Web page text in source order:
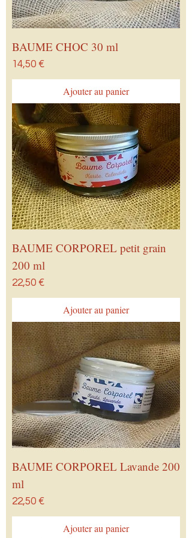
BAUME CHOC 30 ml
Prix
14,50 €
Ajouter au panier
BAUME CORPOREL petit grain
200 ml
Prix
22,50 €
Ajouter au panier
BAUME CORPOREL Lavande 200
ml
Prix
22,50 €
Ajouter au panier